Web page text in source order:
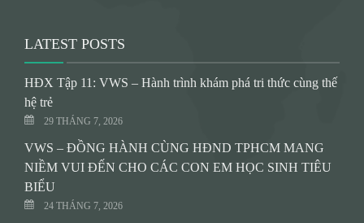
LATEST POSTS
HĐX Tập 11: VWS – Hành trình khám phá tri thức cùng thế
hệ trẻ
29 THÁNG 7, 2026
VWS – ĐỒNG HÀNH CÙNG HĐND TPHCM MANG
NIỀM VUI ĐẾN CHO CÁC CON EM HỌC SINH TIÊU
BIỂU
24 THÁNG 7, 2026